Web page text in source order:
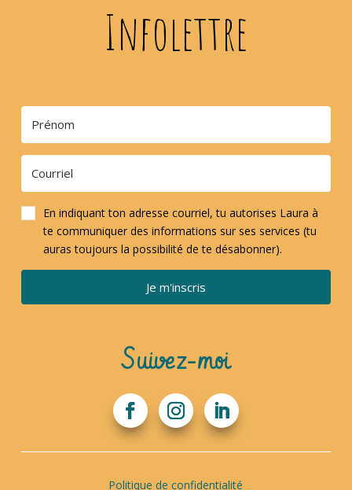
Infolettre
En indiquant ton adresse courriel, tu autorises Laura à
te communiquer des informations sur ses services (tu
auras toujours la possibilité de te désabonner).
Je m'inscris
Suivez-moi
Politique de confidentialité